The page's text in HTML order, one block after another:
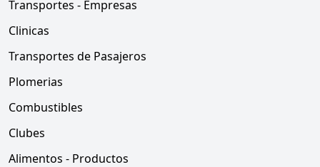
Transportes - Empresas
Clinicas
Transportes de Pasajeros
Plomerias
Combustibles
Clubes
Alimentos - Productos